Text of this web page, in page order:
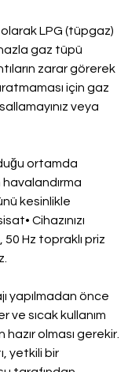
olarak LPG (tüpgaz)
gaz tüpü
zarar görerek
için gaz
veya
ortamda
kesinlikle
Cihazınızı
Hz topraklı priz
yapılmadan önce
ve sıcak kullanım
hazır olması gerekir.
yetkili bir